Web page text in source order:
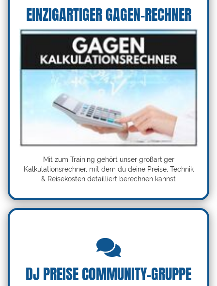
EINZIGARTIGER GAGEN-RECHNER
Mit zum Training gehört unser großartiger
Kalkulationsrechner, mit dem du deine Preise, Technik
& Reisekosten detailliert berechnen kannst
DJ PREISE COMMUNITY-GRUPPE